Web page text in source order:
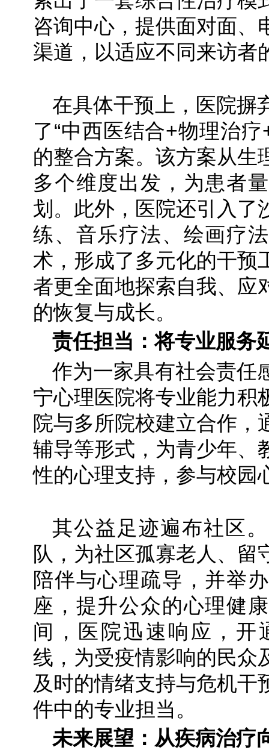
咨询中心，提供面对面、
渠道，以适应不同来访者
在具体干预上，医院摒
了“中西医结合+物理治
的整合方案。该方案从生
多个维度出发，为患者
划。此外，医院还引入了
练、音乐疗法、绘画疗
术，形成了多元化的干预
者更全面地探索自我、应
的恢复与成长。
责任担当：将专业服务
作为一家具有社会责任
宁心理医院将专业能力积
院与多所院校建立合作，
辅导等形式，为青少年、
性的心理支持，参与校园
其公益足迹遍布社区
队，为社区孤寡老人、留
陪伴与心理疏导，并举
座，提升公众的心理健
间，医院迅速响应，开
线，为受疫情影响的民众
及时的情绪支持与危机干
件中的专业担当。
未来展望：从疾病治疗